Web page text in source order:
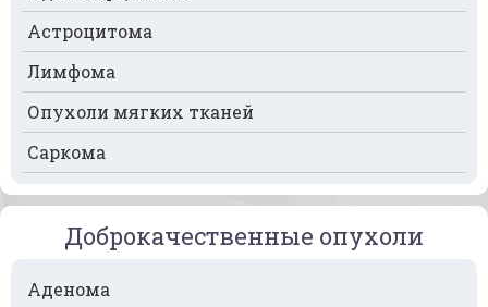
Рак лимфоузлов
Рак молочной железы
Рак мочевого пузыря
Рак носа
Рак печени
Рак пищевода
Рак поджелудочной железы
Астроцитома
Лимфома
Опухоли мягких тканей
Саркома
Доброкачественные опухоли
Аденома